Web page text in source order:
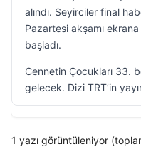
alındı. Seyirciler final
Pazartesi akşamı
başladı.
Cennetin Çocukları 33.
gelecek. Dizi TRT’in
1 yazı görüntüleniyor